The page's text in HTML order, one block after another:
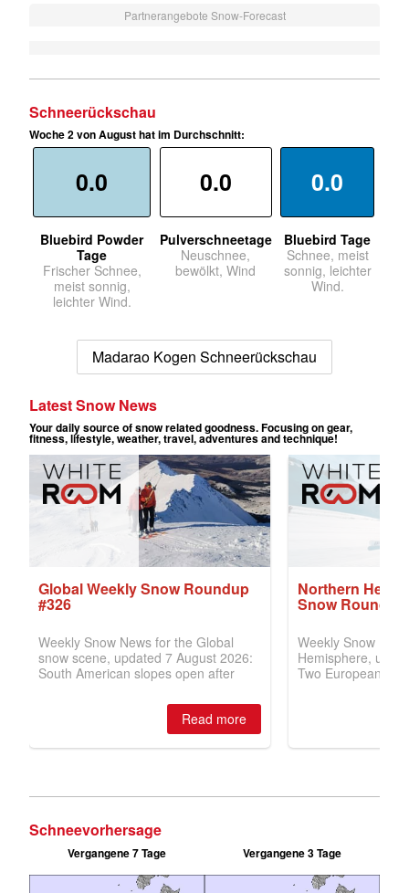
Partnerangebote Snow-Forecast
Schneerückschau
Woche 2 von August hat im Durchschnitt:
0.0
Bluebird Powder
Tage
Frischer Schnee,
meist sonnig,
leichter Wind.
0.0
Pulverschneetage
Neuschnee,
bewölkt, Wind
0.0
Bluebird Tage
Schnee, meist
sonnig, leichter
Wind.
Madarao Kogen Schneerückschau
Schneevorhersage
Vergangene 7 Tage Vergangene 3 Tage